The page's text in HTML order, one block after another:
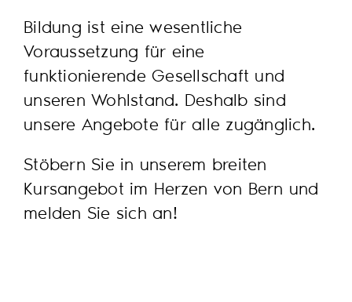
Bildung ist eine wesentliche
Voraussetzung für eine
funktionierende Gesellschaft und
unseren Wohlstand. Deshalb sind
unsere Angebote für alle zugänglich.
Stöbern Sie in unserem breiten
Kursangebot im Herzen von Bern und
melden Sie sich an!